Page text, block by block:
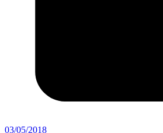
03/05/2018